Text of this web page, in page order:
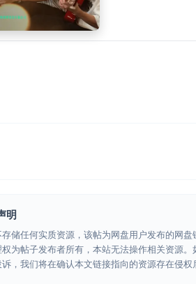
明
存储任何实质资源，该帖为网盘用户发布的网
权为帖子发布者所有，本站无法操作相关资源
，我们将在确认本文链接指向的资源存在侵权